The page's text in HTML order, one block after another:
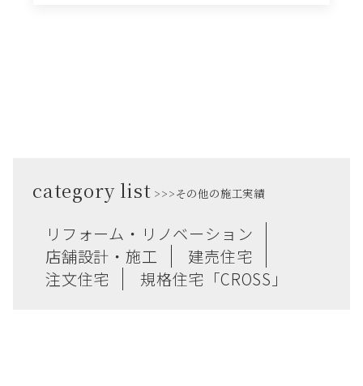
category list その他の施工実績
リフォーム・リノベーション
店舗設計・施工
建売住宅
注文住宅
規格住宅「CROSS」